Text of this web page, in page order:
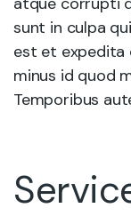
sunt in culpa
est et expedita
minus id quod
Temporibus